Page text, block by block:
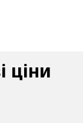
ціни